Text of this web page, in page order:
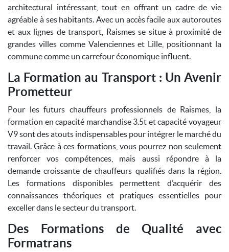
architectural intéressant, tout en offrant un cadre de vie
agréable à ses habitants. Avec un accès facile aux autoroutes
et aux lignes de transport, Raismes se situe à proximité de
grandes villes comme Valenciennes et Lille, positionnant la
commune comme un carrefour économique influent.
La Formation au Transport : Un Avenir
Prometteur
Pour les futurs chauffeurs professionnels de Raismes, la
formation en capacité marchandise 3.5t et capacité voyageur
V9 sont des atouts indispensables pour intégrer le marché du
travail. Grâce à ces formations, vous pourrez non seulement
renforcer vos compétences, mais aussi répondre à la
demande croissante de chauffeurs qualifiés dans la région.
Les formations disponibles permettent d’acquérir des
connaissances théoriques et pratiques essentielles pour
exceller dans le secteur du transport.
Des Formations de Qualité avec
Formatrans